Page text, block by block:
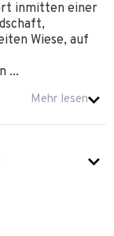
inmitten einer
Wiese, auf
...
Mehr lesen